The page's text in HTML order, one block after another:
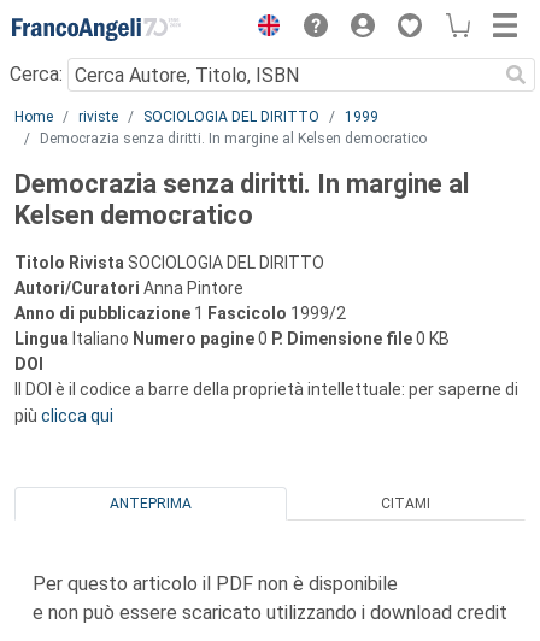
Menu
Cerca:
Main content
Home riviste SOCIOLOGIA DEL DIRITTO
1999
Democrazia senza diritti. In margine al Kelsen democratico
Democrazia senza diritti. In margine al
Kelsen democratico
Titolo Rivista SOCIOLOGIA DEL DIRITTO
Autori/Curatori Anna Pintore
Anno di pubblicazione 1 Fascicolo 1999/2
Lingua Italiano Numero pagine0 P. Dimensione file0 KB
DOI
Il DOI è il codice a barre della proprietà intellettuale: per saperne di
più clicca qui
ANTEPRIMA CITAMI
Per questo articolo il PDF non è disponibile
e non può essere scaricato utilizzando i download credit